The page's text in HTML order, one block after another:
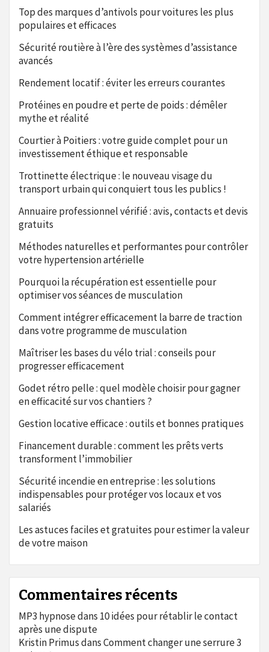
Top des marques d’antivols pour voitures les plus
populaires et efficaces
Sécurité routière à l’ère des systèmes d’assistance
avancés
Rendement locatif : éviter les erreurs courantes
Protéines en poudre et perte de poids : démêler
mythe et réalité
Courtier à Poitiers : votre guide complet pour un
investissement éthique et responsable
Trottinette électrique : le nouveau visage du
transport urbain qui conquiert tous les publics !
Annuaire professionnel vérifié : avis, contacts et devis
gratuits
Méthodes naturelles et performantes pour contrôler
votre hypertension artérielle
Pourquoi la récupération est essentielle pour
optimiser vos séances de musculation
Comment intégrer efficacement la barre de traction
dans votre programme de musculation
Maîtriser les bases du vélo trial : conseils pour
progresser efficacement
Godet rétro pelle : quel modèle choisir pour gagner
en efficacité sur vos chantiers ?
Gestion locative efficace : outils et bonnes pratiques
Financement durable : comment les prêts verts
transforment l’immobilier
Sécurité incendie en entreprise : les solutions
indispensables pour protéger vos locaux et vos
salariés
Les astuces faciles et gratuites pour estimer la valeur
de votre maison
Commentaires récents
MP3 hypnosedans 10 idées pour rétablir le contact
après une dispute
Kristin PrimusdansComment changer une serrure 3